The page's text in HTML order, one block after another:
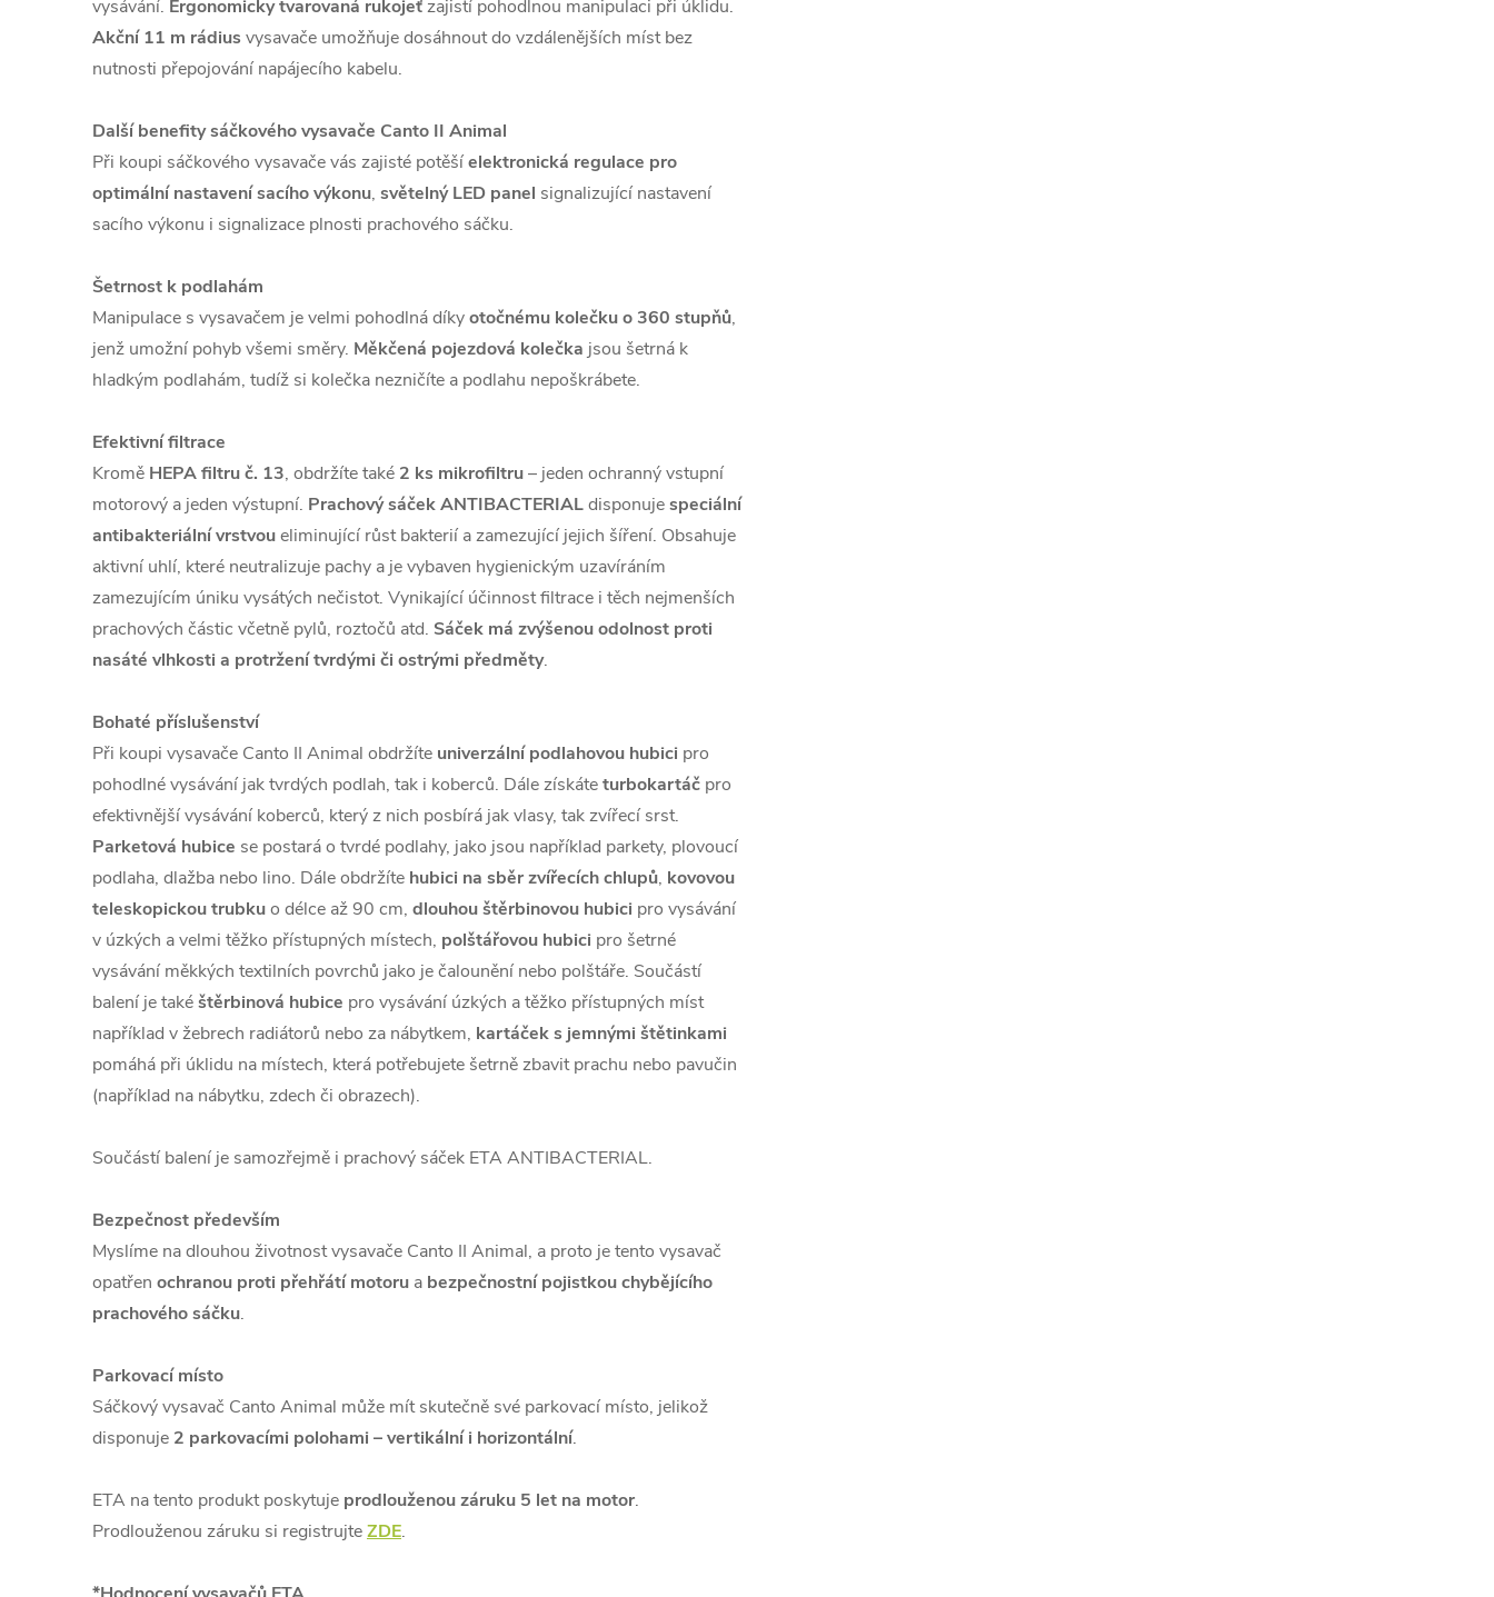
vysávání. Ergonomicky tvarovaná rukojeťzajistí pohodlnou manipulaci při úklidu.
Akční 11 m rádius vysavače umožňuje dosáhnout do vzdálenějších míst bez
nutnosti přepojování napájecího kabelu.
Další benefity sáčkového vysavače Canto II Animal
Při koupi sáčkového vysavače vás zajisté potěšíelektronická regulace pro
optimální nastavení sacího výkonu, světelný LED panel signalizující nastavení
sacího výkonu i signalizace plnosti prachového sáčku.
Šetrnost k podlahám
Manipulace s vysavačem je velmi pohodlná díkyotočnému kolečku o 360 stupňů,
jenž umožní pohyb všemi směry. Měkčená pojezdová kolečka jsou šetrná k
hladkým podlahám, tudíž si kolečka nezničíte a podlahu nepoškrábete.
Efektivní filtrace
Kromě HEPA filtru č. 13, obdržíte také 2 ks mikrofiltru– jeden ochranný vstupní
motorový a jeden výstupní. Prachový sáček ANTIBACTERIALdisponujespeciální
antibakteriální vrstvoueliminující růst bakterií a zamezující jejich šíření. Obsahuje
aktivní uhlí, které neutralizuje pachy a je vybaven hygienickým uzavíráním
zamezujícím úniku vysátých nečistot. Vynikající účinnost filtrace i těch nejmenších
prachových částic včetně pylů, roztočů atd. Sáček má zvýšenou odolnost proti
nasáté vlhkosti a protržení tvrdými či ostrými předměty.
Bohaté příslušenství
Při koupi vysavače Canto II Animal obdržíte univerzální podlahovou hubici pro
pohodlné vysávání jak tvrdých podlah, tak i koberců. Dále získáteturbokartáč pro
efektivnější vysávání koberců, který z nich posbírá jak vlasy, tak zvířecí srst.
Parketová hubice se postará o tvrdé podlahy, jako jsou například parkety, plovoucí
podlaha, dlažba nebo lino. Dále obdržíte hubici na sběr zvířecích chlupů, kovovou
teleskopickou trubkuo délce až 90 cm, dlouhou štěrbinovou hubici pro vysávání
v úzkých a velmi těžko přístupných místech, polštářovou hubici pro šetrné
vysávání měkkých textilních povrchů jako je čalounění nebo polštáře. Součástí
balení je takéštěrbinová hubice pro vysávání úzkých a těžko přístupných míst
například v žebrech radiátorů nebo za nábytkem, kartáček s jemnými štětinkami
pomáhá při úklidu na místech, která potřebujete šetrně zbavit prachu nebo pavučin
(například na nábytku, zdech či obrazech).
Součástí balení je samozřejmě i prachový sáček ETA ANTIBACTERIAL.
Bezpečnost především
Myslíme na dlouhou životnost vysavače Canto II Animal, a proto je tento vysavač
opatřen ochranou proti přehřátí motoru a bezpečnostní pojistkou chybějícího
prachového sáčku.
Parkovací místo
Sáčkový vysavač Canto Animal může mít skutečně své parkovací místo, jelikož
disponuje 2 parkovacími polohami – vertikální i horizontální.
ETA na tento produkt poskytuje prodlouženou záruku 5 let na motor.
Prodlouženou záruku si registrujteZDE.